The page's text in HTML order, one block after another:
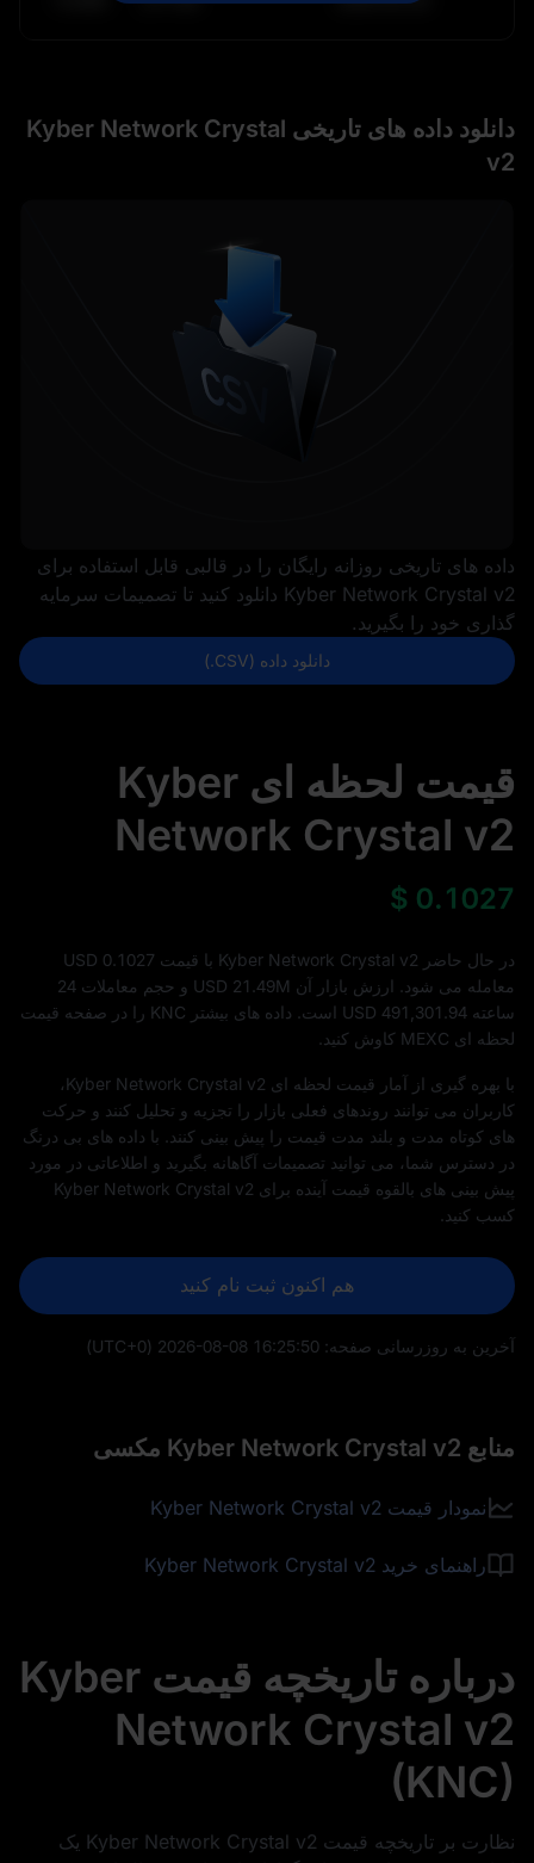
دانلود داده‌ های تاریخی Kyber Network Crystal
v2
داده‌ های تاریخی روزانه رایگان را در قالبی قابل استفاده برای
Kyber Network Crystal v2 دانلود کنید تا تصمیمات سرمایه‌
گذاری خود را بگیرید.
دانلود داده (CSV.)
قیمت لحظه ای Kyber
Network Crystal v2
$ 0.1027
در حال حاضر Kyber Network Crystal v2 با قیمت 0.1027 USD
معامله می‌ شود. ارزش بازار آن 21.49M
USD و حجم معاملات 24
ساعته 491,301.94
USD است. داده‌ های بیشتر KNC را در صفحه قیمت
لحظه ای MEXC کاوش کنید.
با بهره گیری از آمار قیمت لحظه ای Kyber Network Crystal v2،
کاربران می توانند روندهای فعلی بازار را تجزیه و تحلیل کنند و حرکت
های کوتاه مدت و بلند مدت قیمت را پیش بینی کنند. با داده‌ های بی‌ درنگ
در دسترس شما، می‌ توانید تصمیمات آگاهانه بگیرید و اطلاعاتی در مورد
پیش‌ بینی‌ های بالقوه قیمت آینده برای Kyber Network Crystal v2
کسب کنید.
هم اکنون ثبت نام کنید
آخرین به‌ روزرسانی صفحه: 2026-08-08 16:25:50
(UTC+0)
منابع Kyber Network Crystal v2 مکسی
نمودار قیمت Kyber Network Crystal v2
راهنمای خرید Kyber Network Crystal v2
درباره تاریخچه قیمت Kyber
Network Crystal v2
(KNC)
نظارت بر تاریخچه قیمت Kyber Network Crystal v2 یک